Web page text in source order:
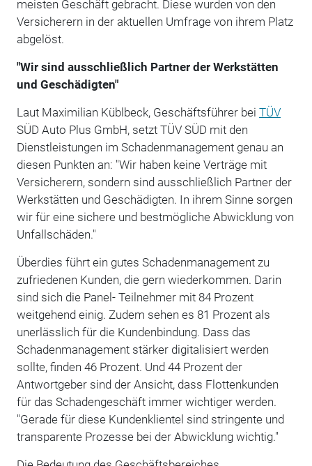
meisten Geschäft gebracht. Diese wurden von den
Versicherern in der aktuellen Umfrage von ihrem Platz
abgelöst.
"Wir sind ausschließlich Partner der Werkstätten
und Geschädigten"
Laut Maximilian Küblbeck, Geschäftsführer bei TÜV
SÜD Auto Plus GmbH, setzt TÜV SÜD mit den
Dienstleistungen im Schadenmanagement genau an
diesen Punkten an: "Wir haben keine Verträge mit
Versicherern, sondern sind ausschließlich Partner der
Werkstätten und Geschädigten. In ihrem Sinne sorgen
wir für eine sichere und bestmögliche Abwicklung von
Unfallschäden."
Überdies führt ein gutes Schadenmanagement zu
zufriedenen Kunden, die gern wiederkommen. Darin
sind sich die Panel- Teilnehmer mit 84 Prozent
weitgehend einig. Zudem sehen es 81 Prozent als
unerlässlich für die Kundenbindung. Dass das
Schadenmanagement stärker digitalisiert werden
sollte, finden 46 Prozent. Und 44 Prozent der
Antwortgeber sind der Ansicht, dass Flottenkunden
für das Schadengeschäft immer wichtiger werden.
"Gerade für diese Kundenklientel sind stringente und
transparente Prozesse bei der Abwicklung wichtig."